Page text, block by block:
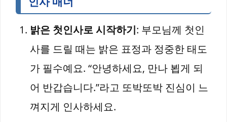
밝은 첫인사로 시작하기: 부모님께 첫인
사를 드릴 때는 밝은 표정과 정중한 태도
가 필수예요. “안녕하세요, 만나 뵙게 되
어 반갑습니다.”라고 또박또박 진심이 느
껴지게 인사하세요.